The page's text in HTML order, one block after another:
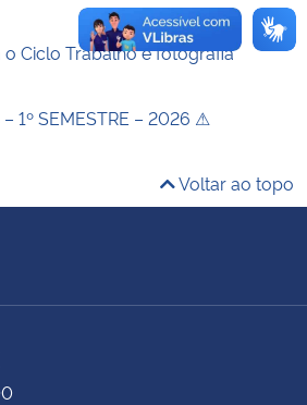
Ciclo Trabalho e fotografia
1º SEMESTRE – 2026 ⚠
Voltar ao topo